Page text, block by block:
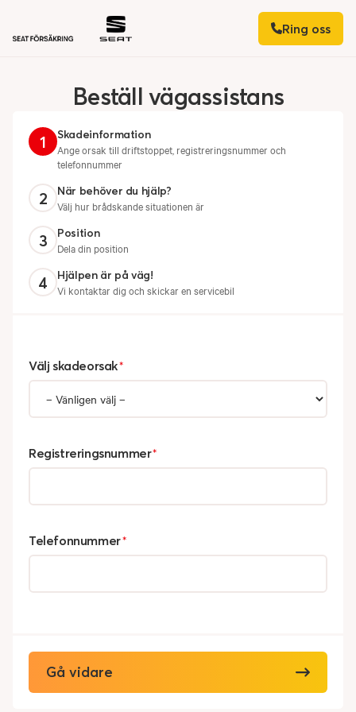
Ring oss
Beställ vägassistans
1
Skadeinformation
Ange orsak till driftstoppet, registreringsnummer och
telefonnummer
2
När behöver du hjälp?
Välj hur brådskande situationen är
3
Position
Dela din position
4
Hjälpen är på väg!
Vi kontaktar dig och skickar en servicebil
Välj skadeorsak*
Registreringsnummer*
Telefonnummer*
Gå vidare